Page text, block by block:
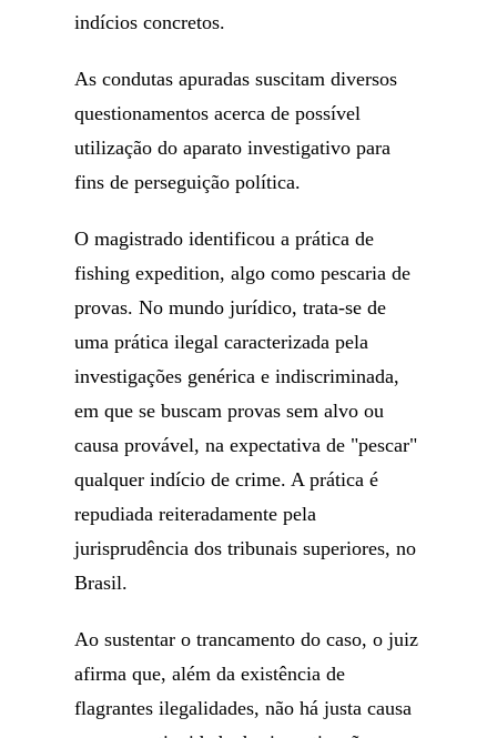
indícios concretos.
As condutas apuradas suscitam diversos
questionamentos acerca de possível
utilização do aparato investigativo para
fins de perseguição política.
O magistrado identificou a prática de
fishing expedition, algo como pescaria de
provas. No mundo jurídico, trata-se de
uma prática ilegal caracterizada pela
investigações genérica e indiscriminada,
em que se buscam provas sem alvo ou
causa provável, na expectativa de "pescar"
qualquer indício de crime. A prática é
repudiada reiteradamente pela
jurisprudência dos tribunais superiores, no
Brasil.
Ao sustentar o trancamento do caso, o juiz
afirma que, além da existência de
flagrantes ilegalidades, não há justa causa